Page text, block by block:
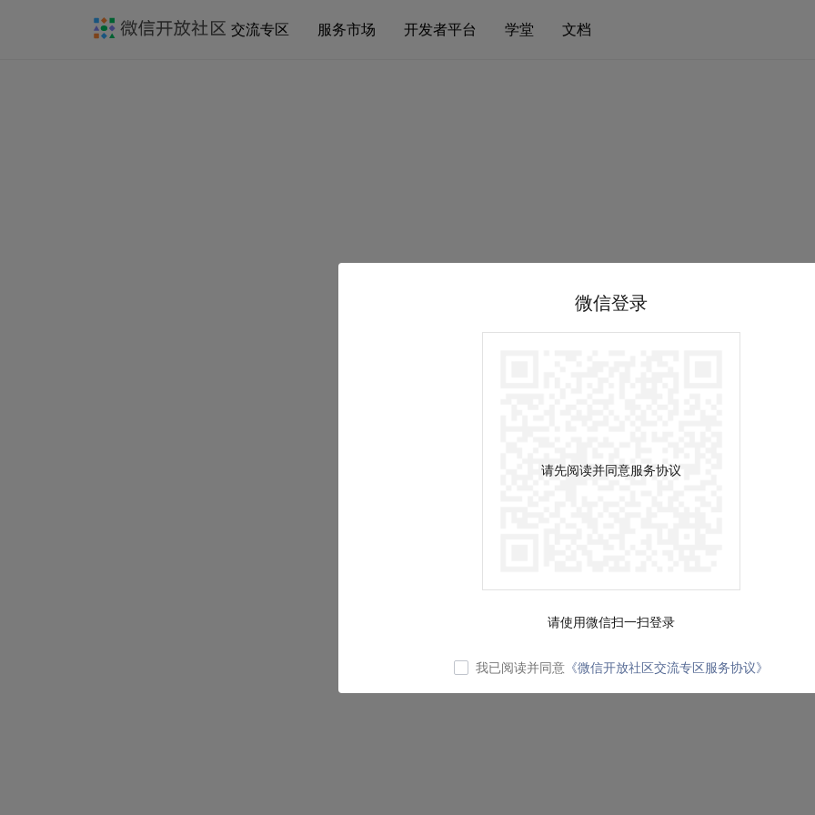
交流专区 服务市场 开发者平台 学堂 文档
微信登录
请先阅读并同意服务协议
请使用微信扫一扫登录
我已阅读并同意 《微信开放社区交流专区服务协议》